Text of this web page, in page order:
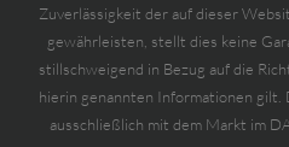
Zuverlässigkeit der auf dieser
gewährleisten, stellt dies keine
stillschweigend in Bezug auf die
hierin genannten Informationen
ausschließlich mit dem Markt im